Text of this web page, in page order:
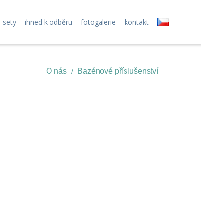
sety ihned k odběru fotogalerie kontakt
O nás Bazénové příslušenství